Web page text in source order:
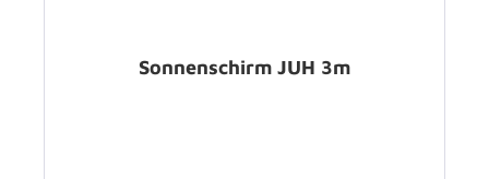
Sonnenschirm JUH 3m